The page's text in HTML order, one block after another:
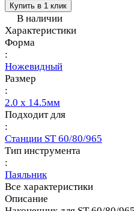
Купить в 1 клик
В наличии
Характеристики
Форма
:
Ножевидный
Размер
:
2.0 х 14.5мм
Подходит для
:
Станции ST 60/80/965
Тип инструмента
:
Паяльник
Все характеристики
Описание